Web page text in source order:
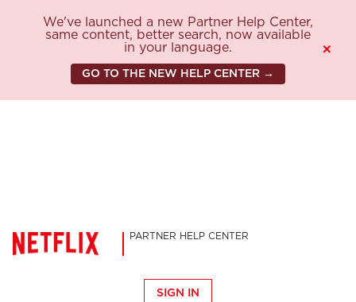
We've launched a new Partner Help Center,
same content, better search, now available
in your language.
GO TO THE NEW HELP CENTER →
×
PARTNER HELP CENTER
SIGN IN